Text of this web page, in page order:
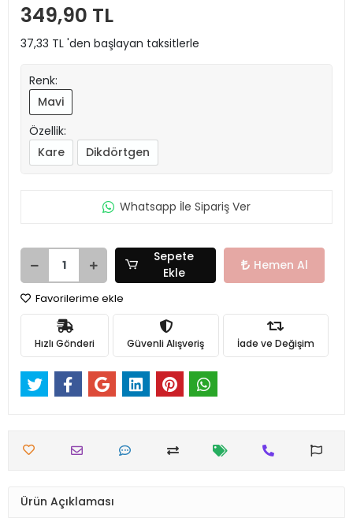
349,90 TL
37,33 TL 'den başlayan taksitlerle
Renk:
Mavi
Özellik:
Kare
Dikdörtgen
Whatsapp İle Sipariş Ver
Sepete
Ekle
Hemen Al
Favorilerime ekle
Hızlı Gönderi Güvenli Alışveriş İade ve Değişim
Ürün Açıklaması